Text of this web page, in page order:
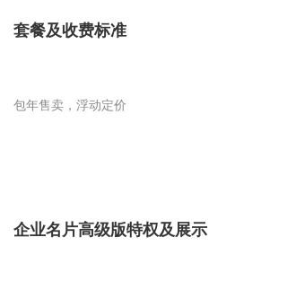
套餐及收费标准
包年售卖，浮动定价
企业名片高级版特权及展示